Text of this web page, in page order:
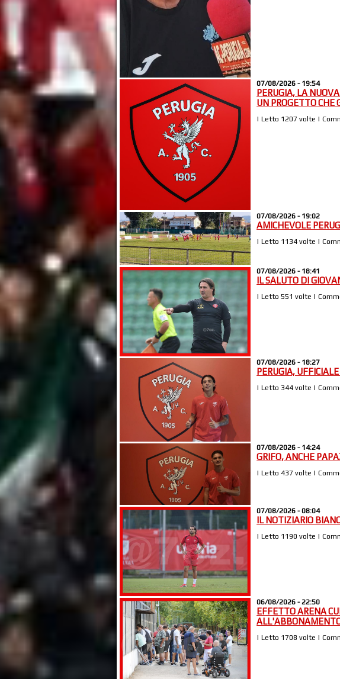
07/08/2026 - 19:54
PERUGIA, LA
UN PROGETTO CHE
| Letto 1207 volte |
07/08/2026 - 19:02
AMICHEVOLE
| Letto 1134 volte |
07/08/2026 - 18:41
IL SALUTO DI
| Letto 551 volte |
07/08/2026 - 18:27
PERUGIA,
| Letto 344 volte |
07/08/2026 - 14:24
GRIFO, ANCHE
| Letto 437 volte |
07/08/2026 - 08:04
IL NOTIZIARIO
| Letto 1190 volte |
06/08/2026 - 22:50
EFFETTO ARENA
| Letto 1708 volte |